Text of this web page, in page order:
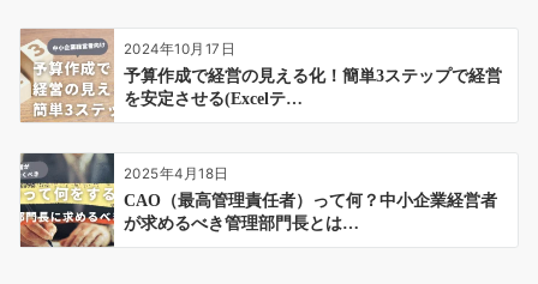
2024年10月17日
予算作成で経営の見える化！簡単3ステップで経営
を安定させる(Excelテ…
2025年4月18日
CAO（最高管理責任者）って何？中小企業経営者
が求めるべき管理部門長とは…